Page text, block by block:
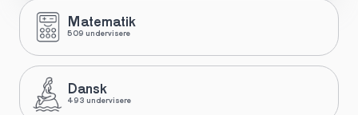
Matematik
509 undervisere
Dansk
493 undervisere